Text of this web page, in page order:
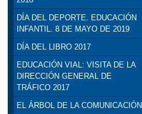
DÍA DEL DEPORTE. EDUCACIÓN
INFANTIL. 8 DE MAYO DE 2019
DÍA DEL LIBRO 2017
EDUCACIÓN VIAL: VISITA DE LA
DIRECCIÓN GENERAL DE
TRÁFICO 2017
EL ÁRBOL DE LA COMUNICACIÓN